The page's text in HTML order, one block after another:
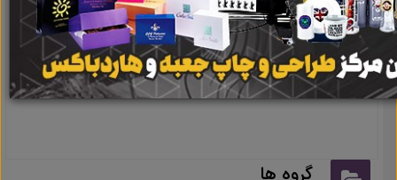
نتیجه ای یافت نشد